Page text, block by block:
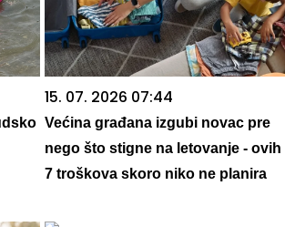
15. 07. 2026 07:44
Većina građana izgubi novac pre
nego što stigne na letovanje - ovih
7 troškova skoro niko ne planira